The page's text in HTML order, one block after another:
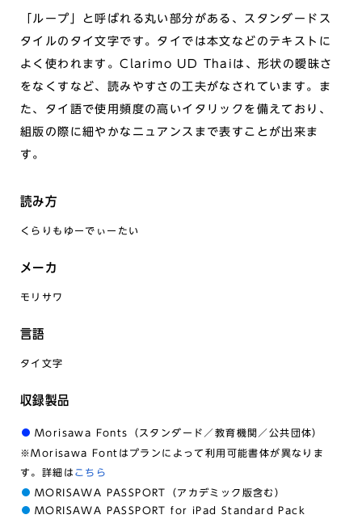
「ループ」と呼ばれる丸い部分がある、スタンダードス
タイルのタイ文字です。タイでは本文などのテキストに
よく使われます。Clarimo UD Thaiは、形状の曖昧さ
をなくすなど、読みやすさの工夫がなされています。ま
た、タイ語で使用頻度の高いイタリックを備えており、
組版の際に細やかなニュアンスまで表すことが出来ま
す。
読み方
くらりもゆーでぃーたい
メーカ
モリサワ
言語
タイ文字
収録製品
Morisawa Fonts（スタンダード／教育機関／公共団体）
※Morisawa Fontはプランによって利用可能書体が異なりま
す。詳細は こちら
MORISAWA PASSPORT（アカデミック版含む）
MORISAWA PASSPORT for iPad Standard Pack